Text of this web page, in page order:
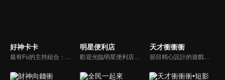
好神卡卡
最有Fu的主持組合：「A咖天王」徐乃麟+「好神天心」朱芯儀+「真理大學校花」洪棠+「台大獸醫碩士」LYDIA。遊戲的層層關卡，來賓必須要和主持人比反應，比記憶，比機智，比膽識，幸運女神的眷顧與遠離永遠都是個未知數！
明星便利店
歡迎光臨明星便利店！你覺得便利店裡面有什麼？關東煮？茶葉蛋？還是讓你尖叫的大明星？一家擁有明星的便利店，到底有多稀奇，你會不會想要光臨呢？
天才衝衝衝
節目精心設計的遊戲內容，包括深受觀眾喜愛並且火紅於各大專院校的【TEMPO系列】，考驗藝人用肢體表達能力以及聯想能力的【你是WORD演】、【會演是英雄】，考驗英文程度的【EAR傳耳ABC】，超簡單、超爆笑的【看你怎麼說】，以及考驗藝人反應、機智以及隊友默契的【不可能的默契】等單元，逗趣又爆笑！